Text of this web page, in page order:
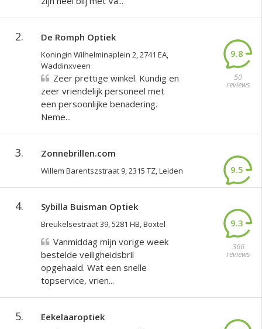
2. De Romph Optiek
Koningin Wilhelminaplein 2, 2741 EA,
Waddinxveen
9.8
50
reviews
Zeer prettige winkel. Kundig en
zeer vriendelijk personeel met
een persoonlijke benadering.
Neme...
3. Zonnebrillen.com
Willem Barentszstraat 9, 2315 TZ, Leiden 9.5
4. Sybilla Buisman Optiek
Breukelsestraat 39, 5281 HB, Boxtel 9.3
366
reviews
Vanmiddag mijn vorige week
bestelde veiligheidsbril
opgehaald. Wat een snelle
topservice, vrien...
5. Eekelaaroptiek